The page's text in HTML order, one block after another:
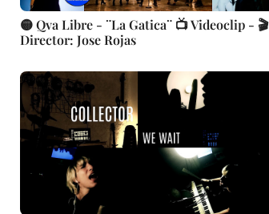
🟡 Qva Libre - ¨La Gatica¨ 📺 Videoclip - 🎬
Director: Jose Rojas